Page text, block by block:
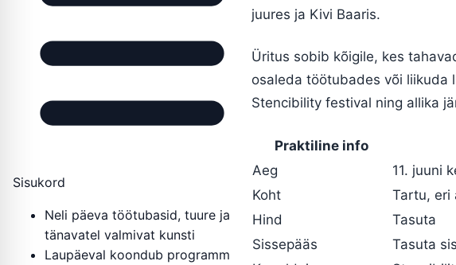
Sisukord
Neli päeva töötubasid, tuure ja
tänavatel valmivat kunsti
Laupäeval koondub programm
juures ja Kivi Baaris.
Üritus sobib kõigile, kes
osaleda töötubades või liikuda
Stencibility festival ning allika
Praktiline info
Aeg
11. juuni
Koht
Tartu, eri
Hind
Tasuta
Sissepääs
Tasuta